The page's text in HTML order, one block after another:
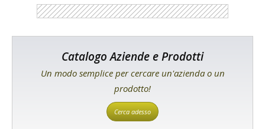
Catalogo Aziende e Prodotti
Un modo semplice per cercare un'azienda o un
prodotto!
Cerca adesso